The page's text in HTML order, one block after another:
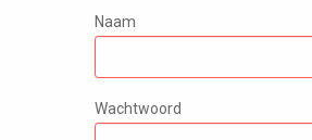
Naam
Wachtwoord